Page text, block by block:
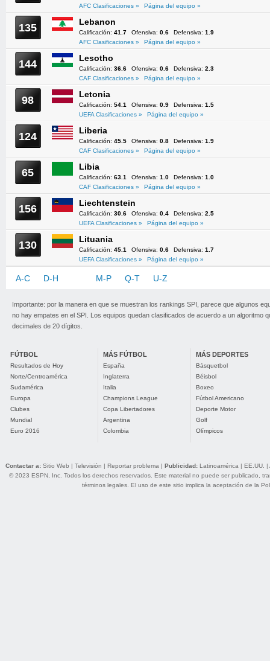
AFC Clasificaciones »
Página del equipo »
135 Lebanon
Calificación: 41.7 Ofensiva: 0.6 Defensiva: 1.9
AFC Clasificaciones »
Página del equipo »
144 Lesotho
Calificación: 36.6 Ofensiva: 0.6 Defensiva: 2.3
CAF Clasificaciones »
Página del equipo »
98 Letonia
Calificación: 54.1 Ofensiva: 0.9 Defensiva: 1.5
UEFA Clasificaciones »
Página del equipo »
124 Liberia
Calificación: 45.5 Ofensiva: 0.8 Defensiva: 1.9
CAF Clasificaciones »
Página del equipo »
65 Libia
Calificación: 63.1 Ofensiva: 1.0 Defensiva: 1.0
CAF Clasificaciones »
Página del equipo »
156 Liechtenstein
Calificación: 30.6 Ofensiva: 0.4 Defensiva: 2.5
UEFA Clasificaciones »
Página del equipo »
130 Lituania
Calificación: 45.1 Ofensiva: 0.6 Defensiva: 1.7
UEFA Clasificaciones »
Página del equipo »
A-C D-H M-P Q-T U-Z
Importante: por la manera en que se muestran los rankings SPI, parece que algunos
no hay empates en el SPI. Los equipos quedan clasificados de acuerdo a un algoritmo
decimales de 20 dígitos.
FÚTBOL
Resultados de Hoy
Norte/Centroamérica
Sudamérica
Europa
Clubes
Mundial
Euro 2016
MÁS FÚTBOL
España
Inglaterra
Italia
Champions League
Copa Libertadores
Argentina
Colombia
MÁS DEPORTES
Básquetbol
Béisbol
Boxeo
Fútbol Americano
Deporte Motor
Golf
Olímpicos
Contactar a: Sitio Web | Televisión | Reportar problema | Publicidad: Latinoamérica | EE.UU. |
© 2023 ESPN, Inc. Todos los derechos reservados. Este material no puede ser publicado,
términos legales. El uso de este sitio implica la aceptación de la